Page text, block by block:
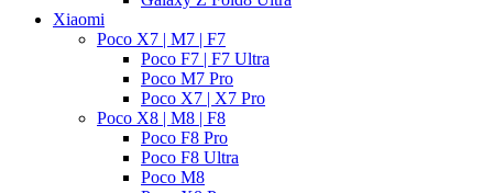
Xiaomi
Poco X7 | M7 | F7
Poco F7 | F7 Ultra
Poco M7 Pro
Poco X7 | X7 Pro
Poco X8 | M8 | F8
Poco F8 Pro
Poco F8 Ultra
Poco M8